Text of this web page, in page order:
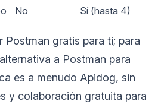
No Sí (hasta 4)
Postman gratis para ti; para
a Postman para
es a menudo Apidog, sin
y colaboración gratuita para